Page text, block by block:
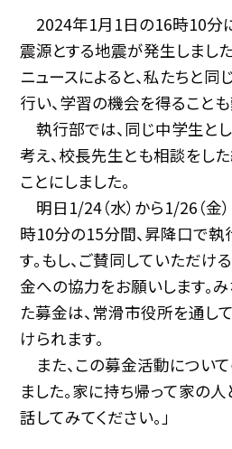
2024年1月1日の16時10分
震源とする地震が発生しまし
ニュースによると、私たちと
行い、学習の機会を得ることも
執行部では、同じ中学生と
考え、校長先生とも相談をし
ことにしました。
明日1/24（水）から1/26（金
時10分の15分間、昇降口で
す。もし、ご賛同していただけ
金への協力をお願いします。
た募金は、常滑市役所を通し
けられます。
また、この募金活動につい
ました。家に持ち帰って家の
話してみてください。」